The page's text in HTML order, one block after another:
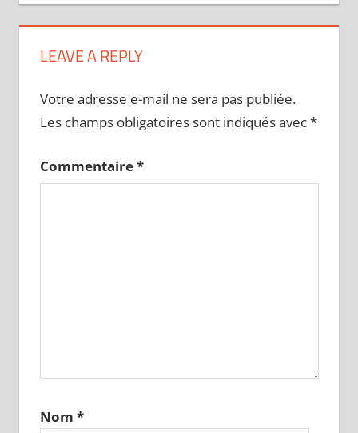
LEAVE A REPLY
Votre adresse e-mail ne sera pas publiée.
Les champs obligatoires sont indiqués avec*
Commentaire*
Nom *